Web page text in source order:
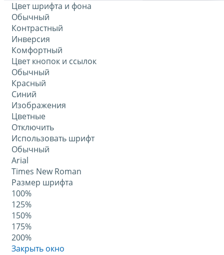
Цвет шрифта и фона
Обычный
Контрастный
Инверсия
Комфортный
Цвет кнопок и ссылок
Обычный
Красный
Синий
Изображения
Цветные
Отключить
Использовать шрифт
Обычный
Arial
Times New Roman
Размер шрифта
100%
125%
150%
175%
200%
Закрыть окно